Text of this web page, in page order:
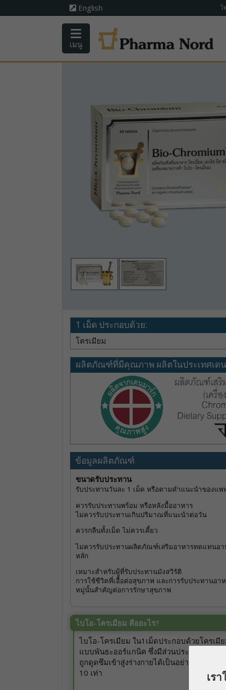
English โ
เมนู
1 เม็ด ประกอบด้วย:
โครเมียม
ผลิตภัณฑ์ที่มีคุณภาพ ผลิตในประเทศเด
ข้อมูลผลิตภัณฑ์
ขนาดรับประทาน
รับประทานวันละ 1 เม็ด หรือตามคำแนะนำของแพ
ควรรับประทานพร้อม หรือหลังมื้ออาหาร
ไม่ควรรับประทานเกินปริมาณที่แนะนำต่อวัน
ควรกลืนทั้งเม็ด ไม่ควรเคี้ยว
ไม่ควรรับประทานผลิตภัณฑ์เสริมอาหารทดแทนอา
หลัก
เหมาะสำหรับผู้ที่รับประทานมังสวิรัติ
การใช้ชีวิตที่เอื้อต่อสุขภาพ และการรับประทานอา
หมู่นั้นสำคัญต่อการรักษาสุขภาพ
ไบโอ-โครเมียม คืออะไร?
ไบโอ-โครเมียม ใน1เม็ดประกอบด้วยโครเ
แบบพันธะออร์แกนิค ซึ่งมีส่วนประกอบของกร
ถูกดูดซึมเข้าสู่งร่างกายได้เป็นอย่างดี สามา
10 เท่า
เร